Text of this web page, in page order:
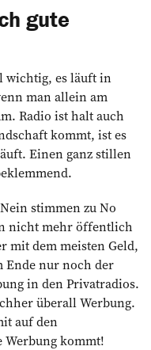
gute
wichtig, es läuft in
man allein am
Radio ist halt auch
kommt, ist es
Einen ganz stillen
stimmen zu No
nicht mehr öffentlich
mit dem meisten Geld,
Ende nur noch der
in den Privatradios.
überall Werbung.
auf den
Werbung kommt!